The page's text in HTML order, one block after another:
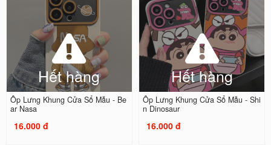
Hết hàng
Ốp Lưng Khung Cửa Sổ Mẫu - Be
ar Nasa
16.000 đ
Hết hàng
Ốp Lưng Khung Cửa Sổ Mẫu - Shi
n Dinosaur
16.000 đ